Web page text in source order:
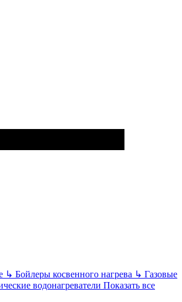
↳ Бойлеры косвенного нагрева ↳ Газовые
водонагреватели Показать все